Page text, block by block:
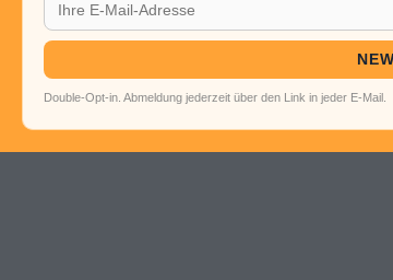
Double-Opt-in. Abmeldung jederzeit über den Link in jeder E-Mail.